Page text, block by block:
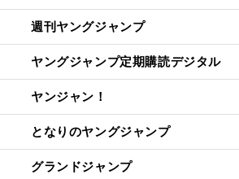
週刊ヤングジャンプ
ヤングジャンプ定期購読デジタル
ヤンジャン！
となりのヤングジャンプ
グランドジャンプ